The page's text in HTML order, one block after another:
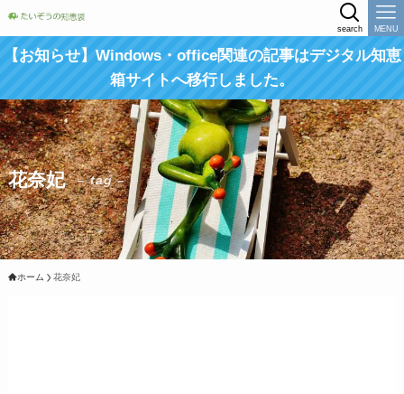
search MENU
【お知らせ】Windows・office関連の記事はデジタル知恵
箱サイトへ移行しました。
花奈妃 – tag –
ホーム 花奈妃